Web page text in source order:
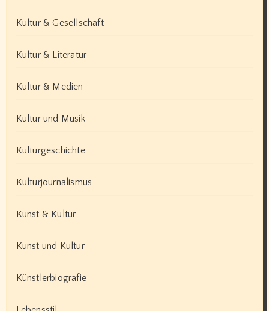
Kultur & Gesellschaft
Kultur & Literatur
Kultur & Medien
Kultur und Musik
Kulturgeschichte
Kulturjournalismus
Kunst & Kultur
Kunst und Kultur
Künstlerbiografie